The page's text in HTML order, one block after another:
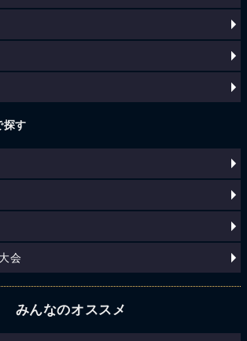
探す
会
みんなのオススメ